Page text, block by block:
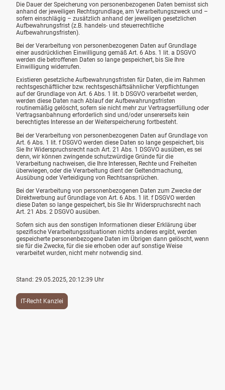
Die Dauer der Speicherung von personenbezogenen Daten bemisst sich
anhand der jeweiligen Rechtsgrundlage, am Verarbeitungszweck und –
sofern einschlägig – zusätzlich anhand der jeweiligen gesetzlichen
Aufbewahrungsfrist (z.B. handels- und steuerrechtliche
Aufbewahrungsfristen).
Bei der Verarbeitung von personenbezogenen Daten auf Grundlage
einer ausdrücklichen Einwilligung gemäß Art. 6 Abs. 1 lit. a DSGVO
werden die betroffenen Daten so lange gespeichert, bis Sie Ihre
Einwilligung widerrufen.
Existieren gesetzliche Aufbewahrungsfristen für Daten, die im Rahmen
rechtsgeschäftlicher bzw. rechtsgeschäftsähnlicher Verpflichtungen
auf der Grundlage von Art. 6 Abs. 1 lit. b DSGVO verarbeitet werden,
werden diese Daten nach Ablauf der Aufbewahrungsfristen
routinemäßig gelöscht, sofern sie nicht mehr zur Vertragserfüllung oder
Vertragsanbahnung erforderlich sind und/oder unsererseits kein
berechtigtes Interesse an der Weiterspeicherung fortbesteht.
Bei der Verarbeitung von personenbezogenen Daten auf Grundlage von
Art. 6 Abs. 1 lit. f DSGVO werden diese Daten so lange gespeichert, bis
Sie Ihr Widerspruchsrecht nach Art. 21 Abs. 1 DSGVO ausüben, es sei
denn, wir können zwingende schutzwürdige Gründe für die
Verarbeitung nachweisen, die Ihre Interessen, Rechte und Freiheiten
überwiegen, oder die Verarbeitung dient der Geltendmachung,
Ausübung oder Verteidigung von Rechtsansprüchen.
Bei der Verarbeitung von personenbezogenen Daten zum Zwecke der
Direktwerbung auf Grundlage von Art. 6 Abs. 1 lit. f DSGVO werden
diese Daten so lange gespeichert, bis Sie Ihr Widerspruchsrecht nach
Art. 21 Abs. 2 DSGVO ausüben.
Sofern sich aus den sonstigen Informationen dieser Erklärung über
spezifische Verarbeitungssituationen nichts anderes ergibt, werden
gespeicherte personenbezogene Daten im Übrigen dann gelöscht, wenn
sie für die Zwecke, für die sie erhoben oder auf sonstige Weise
verarbeitet wurden, nicht mehr notwendig sind.
Stand: 29.05.2025, 20:12:39 Uhr
IT-Recht Kanzlei